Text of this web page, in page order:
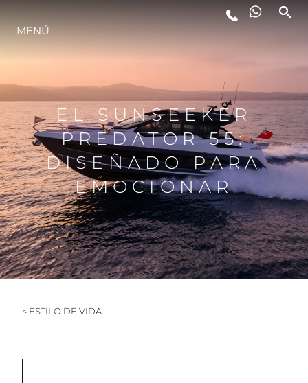
ESTILO DE VIDA
INNOVACIÓN
¿QUIÉNES SOMOS?
EL EQUIPO
HISTORIA
MENÚ
EL SUNSEEKER
PREDATOR 55:
DISEÑADO PARA
EMOCIONAR
< ESTILO DE VIDA